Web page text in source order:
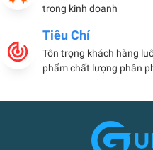
trong kinh doanh
Tiêu Chí
Tôn trọng khách hàng
phẩm chất lượng phân